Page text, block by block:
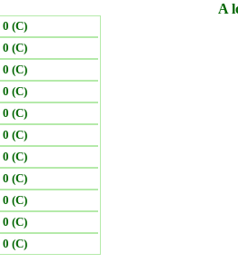
0 (C)
0 (C)
0 (C)
0 (C)
0 (C)
0 (C)
0 (C)
0 (C)
0 (C)
0 (C)
0 (C)
A